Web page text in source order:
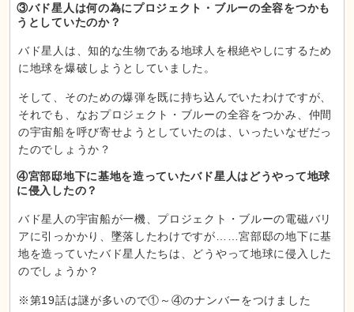
③バド星人は何の為にプロジェクト・ブルーの全容をつかも
うとしていたのか？
バド星人は、知的な生物である地球人を根絶やしにするため
に地球を爆破しようとしていました。
そして、そのための爆弾を既に持ち込んでいたわけですが、
それでも、なおプロジェクト・ブルーの全容をつかみ、仲間
の宇宙船を呼び寄せようとしていたのは、いったいなぜだっ
たのでしょうか？
④宮部邸地下に基地を造っていたバド星人はどうやって地球
に侵入したの？
バド星人の宇宙船が一機、プロジェクト・ブルーの電磁バリ
アに引っかかり、墜落したわけですが……宮部邸の地下に基
地を造っていたバド星人たちは、どうやって地球に侵入した
のでしょうか？
※第19話は謎が多いので①～④のナンバーをつけました